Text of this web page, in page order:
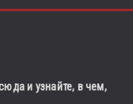
и узнайте, в чем,